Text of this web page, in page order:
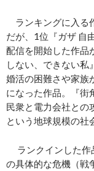
ランキングに入る
だが、1位『ガザ 自
配信を開始した作品
しない、できない私
婚活の困難さや家族
になった作品。『街
民衆と電力会社との
という地球規模の社
ランクインした作
の具体的な危機（戦